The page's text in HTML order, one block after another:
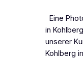
Eine
in
unserer
Kohlberg